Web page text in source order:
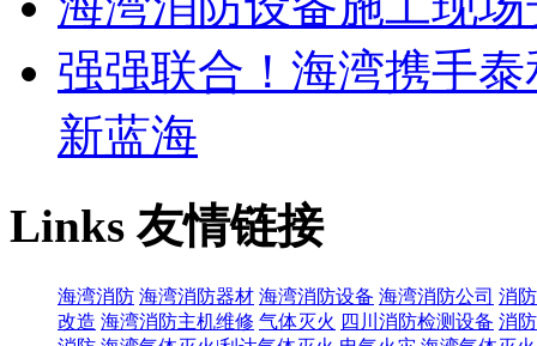
强强联合！海湾携手
新蓝海
Links友情链接
海湾消防 海湾消防器材 海湾消防设备 海湾消防公司 消
改造 海湾消防主机维修 气体灭火 四川消防检测设备 消